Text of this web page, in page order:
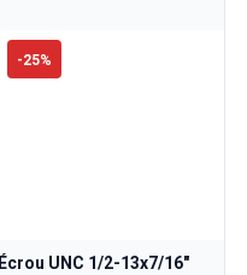
-25%
Écrou UNC 1/2-13x7/16"